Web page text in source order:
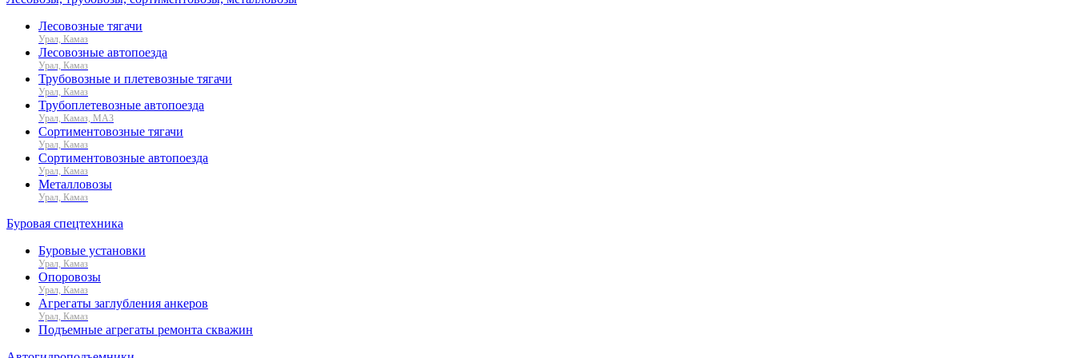
Лесовозные тягачи
Урал, Камаз
Лесовозные автопоезда
Урал, Камаз
Трубовозные и плетевозные тягачи
Урал, Камаз
Трубоплетевозные автопоезда
Урал, Камаз, МАЗ
Сортиментовозные тягачи
Урал, Камаз
Сортиментовозные автопоезда
Урал, Камаз
Металловозы
Урал, Камаз
Буровая спецтехника
Буровые установки
Урал, Камаз
Опоровозы
Урал, Камаз
Агрегаты заглубления анкеров
Урал, Камаз
Подъемные агрегаты ремонта скважин